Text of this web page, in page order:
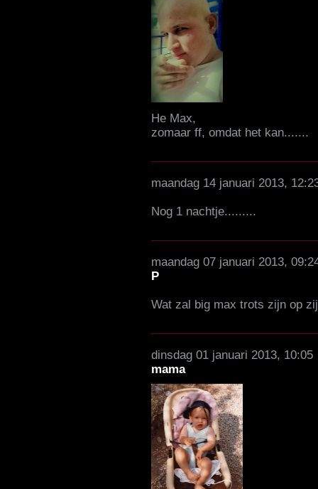
He Max,
zomaar ff, omdat het kan.......
maandag 14 januari 2013,
Nog 1 nachtje.........
maandag 07 januari 2013,
P
Wat zal big max trots zijn op
dinsdag 01 januari 2013, 10:05
mama